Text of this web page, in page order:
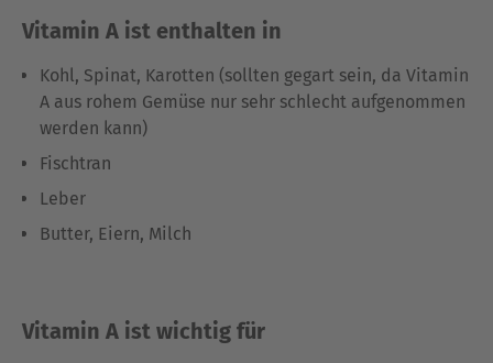
Vitamin A ist enthalten in
Kohl, Spinat, Karotten (sollten gegart sein, da Vitamin
A aus rohem Gemüse nur sehr schlecht aufgenommen
werden kann)
Fischtran
Leber
Butter, Eiern, Milch
Vitamin A ist wichtig für